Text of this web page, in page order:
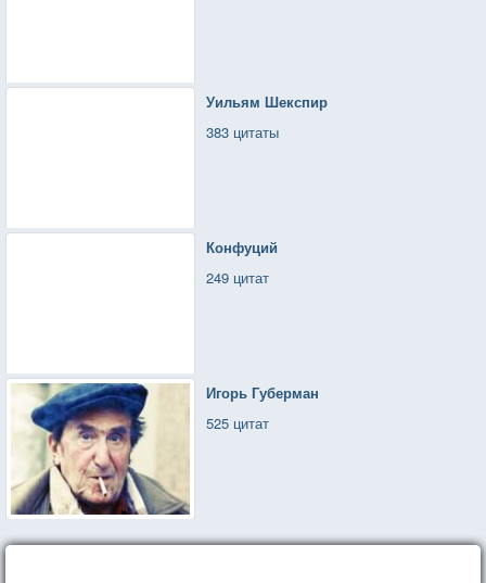
Уильям Шекспир
383 цитаты
Конфуций
249 цитат
Игорь Губерман
525 цитат